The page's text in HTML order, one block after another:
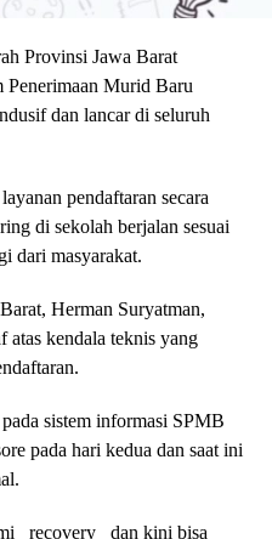
Provinsi Jawa Barat
Penerimaan Murid Baru
dan lancar di seluruh
pendaftaran secara
di sekolah berjalan sesuai
dari masyarakat.
Herman Suryatman,
atas kendala teknis yang
sistem informasi SPMB
pada hari kedua dan saat ini
_recovery_ dan kini bisa